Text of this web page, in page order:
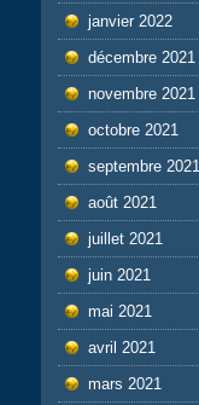
janvier 2022
décembre 2021
novembre 2021
octobre 2021
septembre 2021
août 2021
juillet 2021
juin 2021
mai 2021
avril 2021
mars 2021